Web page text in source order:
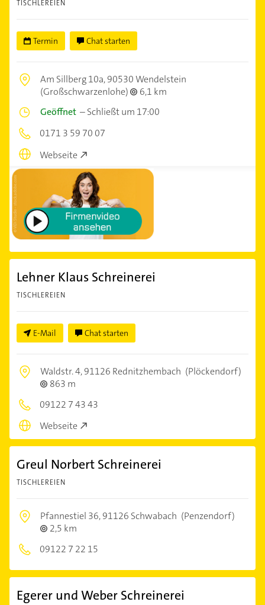
TISCHLEREIEN
Termin Chat starten
Am Sillberg 10a,90530 Wendelstein
(Großschwarzenlohe)
6,1 km
Geöffnet –Schließt um 17:00
0171 3 59 70 07
Webseite
Lehner Klaus Schreinerei
TISCHLEREIEN
E-Mail Chat starten
Waldstr. 4,91126 Rednitzhembach (Plöckendorf)
863 m
09122 7 43 43
Webseite
Greul Norbert Schreinerei
TISCHLEREIEN
Pfannestiel 36,91126 Schwabach (Penzendorf)
2,5 km
09122 7 22 15
Egerer und Weber Schreinerei